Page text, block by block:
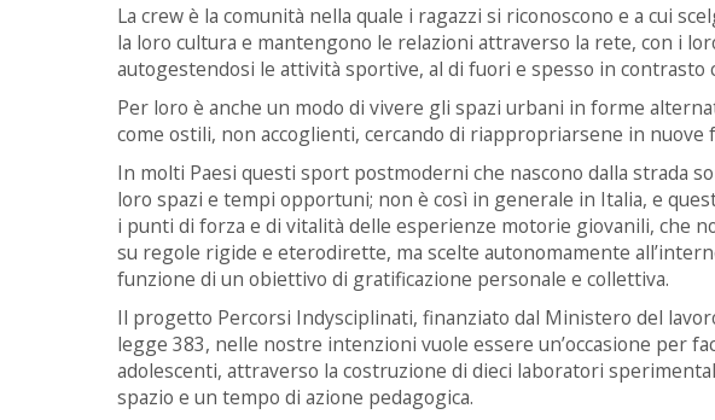
La crew è la comunità nella quale i ragazzi si riconoscono e a cui
la loro cultura e mantengono le relazioni attraverso la rete, con i
autogestendosi le attività sportive, al di fuori e spesso in contrasto
Per loro è anche un modo di vivere gli spazi urbani in forme
come ostili, non accoglienti, cercando di riappropriarsene in nuove
In molti Paesi questi sport postmoderni che nascono dalla strada
loro spazi e tempi opportuni; non è così in generale in Italia, e
i punti di forza e di vitalità delle esperienze motorie giovanili, che
su regole rigide e eterodirette, ma scelte autonomamente
funzione di un obiettivo di gratificazione personale e collettiva.
Il progetto Percorsi Indysciplinati, finanziato dal Ministero del
legge 383, nelle nostre intenzioni vuole essere un’occasione per
adolescenti, attraverso la costruzione di dieci laboratori
spazio e un tempo di azione pedagogica.